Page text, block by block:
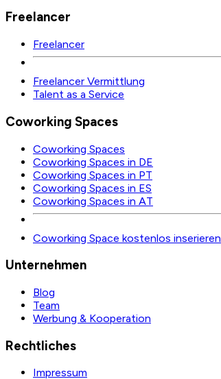
Freelancer
Freelancer
Freelancer Vermittlung
Talent as a Service
Coworking Spaces
Coworking Spaces
Coworking Spaces in DE
Coworking Spaces in PT
Coworking Spaces in ES
Coworking Spaces in AT
Coworking Space kostenlos inserieren
Unternehmen
Blog
Team
Werbung & Kooperation
Rechtliches
Impressum